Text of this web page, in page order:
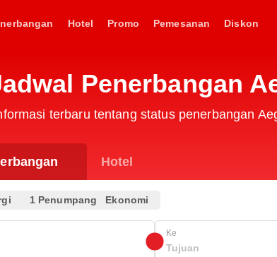
Hotel Promo Pemesanan Diskon
Penerbangan
terbaru tentang status penerbangan
Hotel
1 Penumpang Ekonomi
Ke